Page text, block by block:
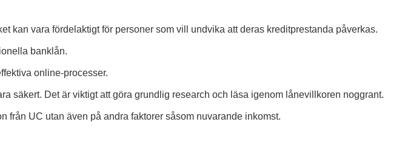
kan vara fördelaktigt för personer som vill undvika att deras kreditprestanda påverkas.
banklån.
online-processer.
säkert. Det är viktigt att göra grundlig research och läsa igenom lånevillkoren noggrant.
från UC utan även på andra faktorer såsom nuvarande inkomst.